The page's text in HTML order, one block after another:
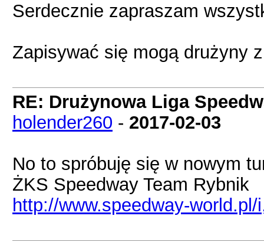
Serdecznie zapraszam
Zapisywać się mogą drużyny
RE: Drużynowa Liga
holender260 - 2017-02-03
No to spróbuję się w nowym
ŻKS Speedway Team Rybnik
http://www.speedway-